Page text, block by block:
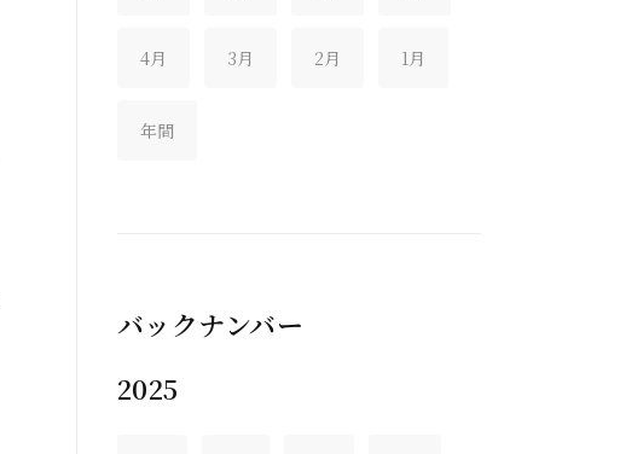
4月 3月 2月 1月
年間
バックナンバー
2025